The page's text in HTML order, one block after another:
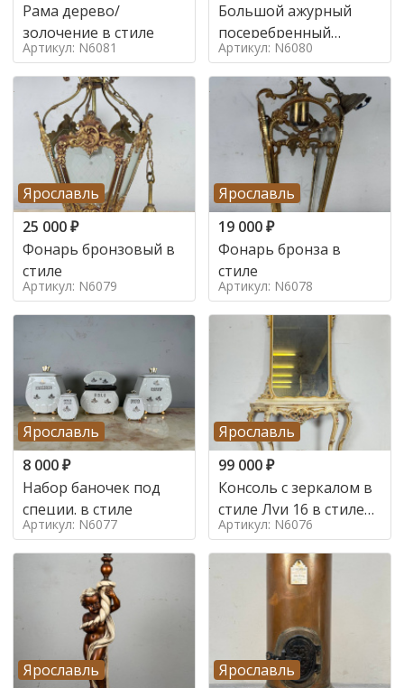
Рама дерево/
золочение в стиле
Артикул: N6081
Большой ажурный
посеребренный
поднос в стиле
Артикул: N6080
Ярославль
25 000₽
Фонарь бронзовый в
стиле
Артикул: N6079
Ярославль
19 000₽
Фонарь бронза в
стиле
Артикул: N6078
Ярославль
8 000₽
Набор баночек под
специи. в стиле
Артикул: N6077
Ярославль
99 000₽
Консоль с зеркалом в
стиле Луи 16 в стиле
Луи 16, Италия,
Артикул: N6076
Ярославль
Ярославль